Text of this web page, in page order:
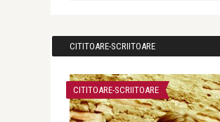
CITITOARE-SCRIITOARE
CITITOARE-SCRIITOARE